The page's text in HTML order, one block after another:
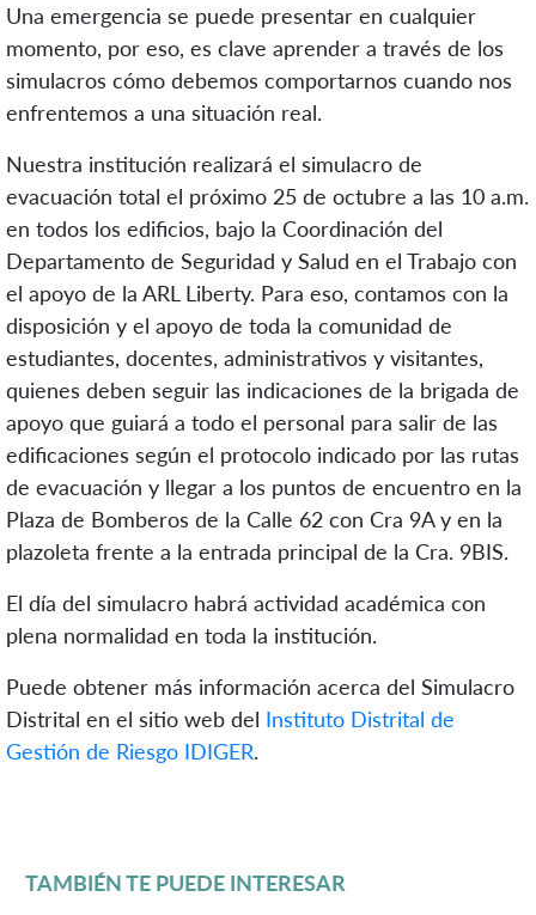
Una emergencia se puede presentar en cualquier
momento, por eso, es clave aprender a través de los
simulacros cómo debemos comportarnos cuando nos
enfrentemos a una situación real.
Nuestra institución realizará el simulacro de
evacuación total el próximo 25 de octubre a las 10 a.m.
en todos los edificios, bajo la Coordinación del
Departamento de Seguridad y Salud en el Trabajo con
el apoyo de la ARL Liberty. Para eso, contamos con la
disposición y el apoyo de toda la comunidad de
estudiantes, docentes, administrativos y visitantes,
quienes deben seguir las indicaciones de la brigada de
apoyo que guiará a todo el personal para salir de las
edificaciones según el protocolo indicado por las rutas
de evacuación y llegar a los puntos de encuentro en la
Plaza de Bomberos de la Calle 62 con Cra 9A y en la
plazoleta frente a la entrada principal de la Cra. 9BIS.
El día del simulacro habrá actividad académica con
plena normalidad en toda la institución.
Puede obtener más información acerca del Simulacro
Distrital en el sitio web del Instituto Distrital de
Gestión de Riesgo IDIGER.
TAMBIÉN TE PUEDE INTERESAR